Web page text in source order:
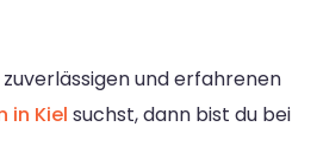
und erfahrenen
in Kiel suchst, dann bist du bei